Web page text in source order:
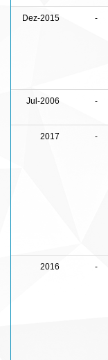
Dez-2015 -
Jul-2006 -
2017 -
2016 -